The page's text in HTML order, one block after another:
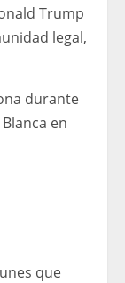
Trump
legal,
durante
en
que